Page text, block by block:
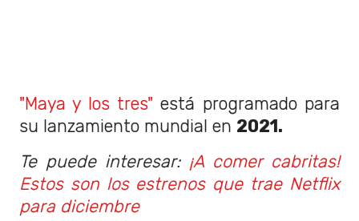
"Maya y los tres" está programado para
su lanzamiento mundial en 2021.
Te puede interesar: ¡A comer cabritas!
Estos son los estrenos que trae Netflix
para diciembre